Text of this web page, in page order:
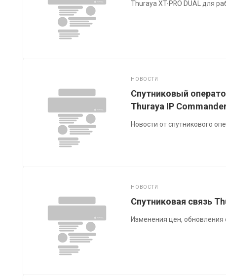
Thuraya XT-PRO DUAL для
НОВОСТИ
Спутниковый
Thuraya IP
Новости от спутникового
НОВОСТИ
Спутниковая связь
Изменения цен,